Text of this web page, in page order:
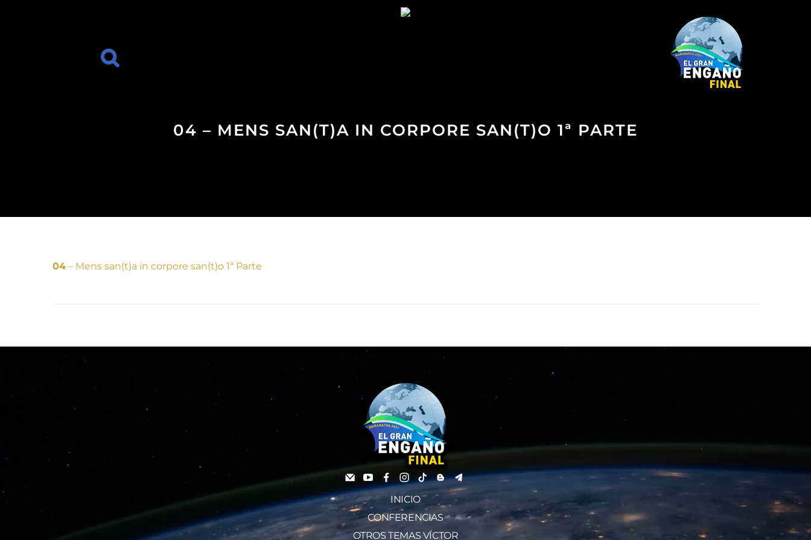
04 – MENS SAN(T)A IN CORPORE SAN(T)O 1ª PARTE
04 – Mens san(t)a in corpore san(t)o 1ª Parte
INICIO
CONFERENCIAS
OTROS TEMAS VÍCTOR